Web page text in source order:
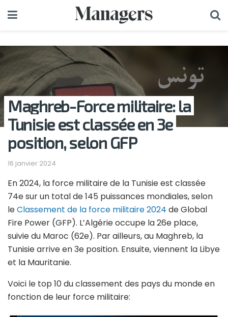
Maghreb-Force militaire: la
Tunisie est classée en 3e
position, selon GFP
16 janvier 2024
En 2024, la force militaire de la Tunisie est classée
74e sur un total de 145 puissances mondiales, selon
leClassement de la force militaire 2024 de Global
Fire Power (GFP). L’Algérie occupe la 26e place,
suivie du Maroc (62e). Par ailleurs, au Maghreb, la
Tunisie arrive en 3e position. Ensuite, viennent la Libye
et la Mauritanie.
Voici le top 10 du classement des pays du monde en
fonction de leur force militaire: